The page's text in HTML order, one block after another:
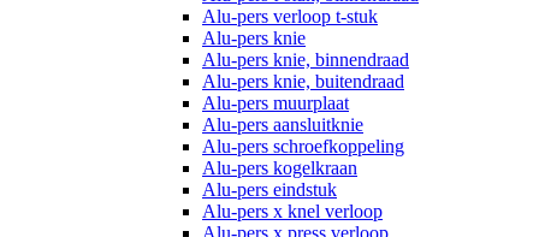
Alu-pers verloop t-stuk
Alu-pers knie
Alu-pers knie, binnendraad
Alu-pers knie, buitendraad
Alu-pers muurplaat
Alu-pers aansluitknie
Alu-pers schroefkoppeling
Alu-pers kogelkraan
Alu-pers eindstuk
Alu-pers x knel verloop
Alu-pers x press verloop